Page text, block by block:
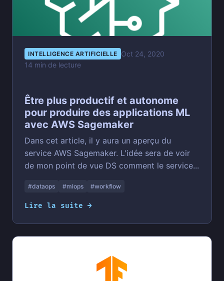
INTELLIGENCE ARTIFICIELLE Oct 24, 2020
14 min de lecture
Être plus productif et autonome
pour produire des applications ML
avec AWS Sagemaker
Dans cet article, il y aura un aperçu du
service AWS Sagemaker. L'idée sera de voir
de mon point de vue DS comment le service...
#dataops #mlops #workflow
Lire la suite →